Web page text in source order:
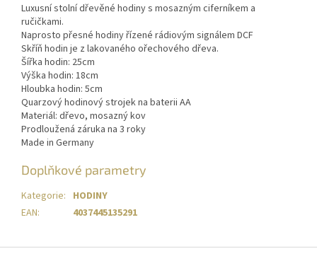
Luxusní stolní dřevěné hodiny s mosazným ciferníkem a
ručičkami.
Naprosto přesné hodiny řízené rádiovým signálem DCF
Skříň hodin je z lakovaného ořechového dřeva.
Šířka hodin: 25cm
Výška hodin: 18cm
Hloubka hodin: 5cm
Quarzový hodinový strojek na baterii AA
Materiál: dřevo, mosazný kov
Prodloužená záruka na 3 roky
Made in Germany
Doplňkové parametry
Kategorie: HODINY
EAN: 4037445135291